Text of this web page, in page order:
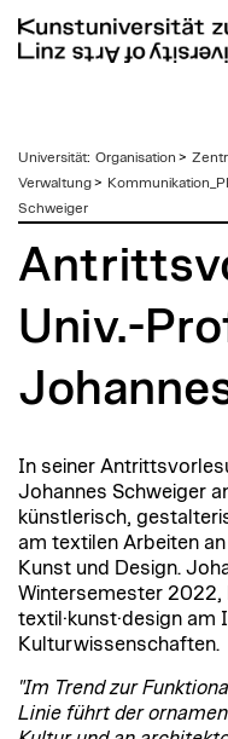
zum
Inhalt
Universität: Organisation >
Verwaltung>
Schweiger
Univ.-
In seiner
Johannes Schweiger
künstlerisch,
am textilen Arbeiten
Kunst und Design.
Wintersemester
textil·kunst·design
Kulturwissenschaften.
"Im Trend zur
Linie führt der